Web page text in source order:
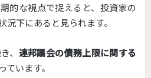
的な視点で捉えると、投資家の
下にあると見られます。
、 連邦議会の債務上限に関する
ています。